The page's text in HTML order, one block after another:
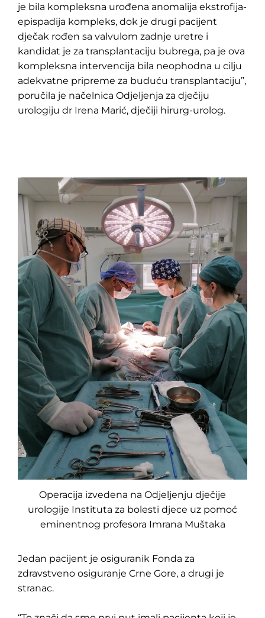
je bila kompleksna urođena anomalija ekstrofija-
epispadija kompleks, dok je drugi pacijent
dječak rođen sa valvulom zadnje uretre i
kandidat je za transplantaciju bubrega, pa je ova
kompleksna intervencija bila neophodna u cilju
adekvatne pripreme za buduću transplantaciju”,
poručila je načelnica Odjeljenja za dječiju
urologiju dr Irena Marić, dječiji hirurg-urolog.
Operacija izvedena na Odjeljenju dječije
urologije Instituta za bolesti djece uz pomoć
eminentnog profesora Imrana Muštaka
Jedan pacijent je osiguranik Fonda za
zdravstveno osiguranje Crne Gore, a drugi je
stranac.